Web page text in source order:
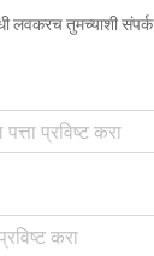
लवकरच तुमच्याशी